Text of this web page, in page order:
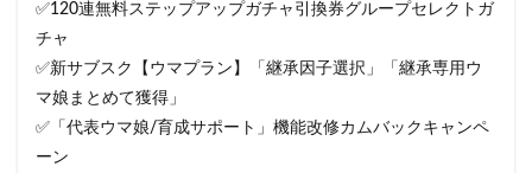
✅120連無料ステップアップガチャ引換券グループセレクトガ
チャ
✅新サブスク【ウマプラン】「継承因子選択」「継承専用ウ
マ娘まとめて獲得」
✅「代表ウマ娘/育成サポート」機能改修カムバックキャンペ
ーン